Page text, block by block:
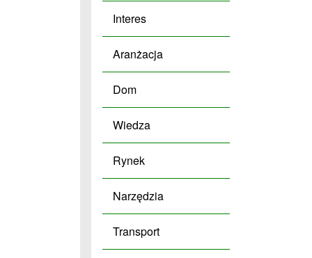
Interes
Aranżacja
Dom
Wiedza
Rynek
Narzędzia
Transport